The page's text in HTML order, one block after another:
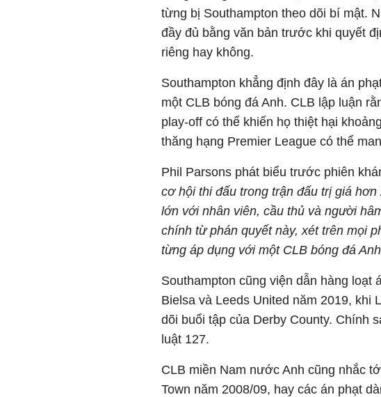
từng bị Southampton theo dõi bí mật.
đầy đủ bằng văn bản trước khi quyết
riêng hay không.
Southampton khẳng định đây là án
một CLB bóng đá Anh. CLB lập luận
play-off có thể khiến họ thiệt hại
thăng hạng Premier League có thể
Phil Parsons phát biểu trước phiên
cơ hội thi đấu trong trận đấu trị giá
lớn với nhân viên, cầu thủ và người
chính từ phán quyết này, xét trên mọi
từng áp dụng với một CLB bóng đá
Southampton cũng viện dẫn hàng loạt
Bielsa và Leeds United năm 2019, khi
dõi buổi tập của Derby County. Chính
luật 127.
CLB miền Nam nước Anh cũng nhắc
Town năm 2008/09, hay các án phạt